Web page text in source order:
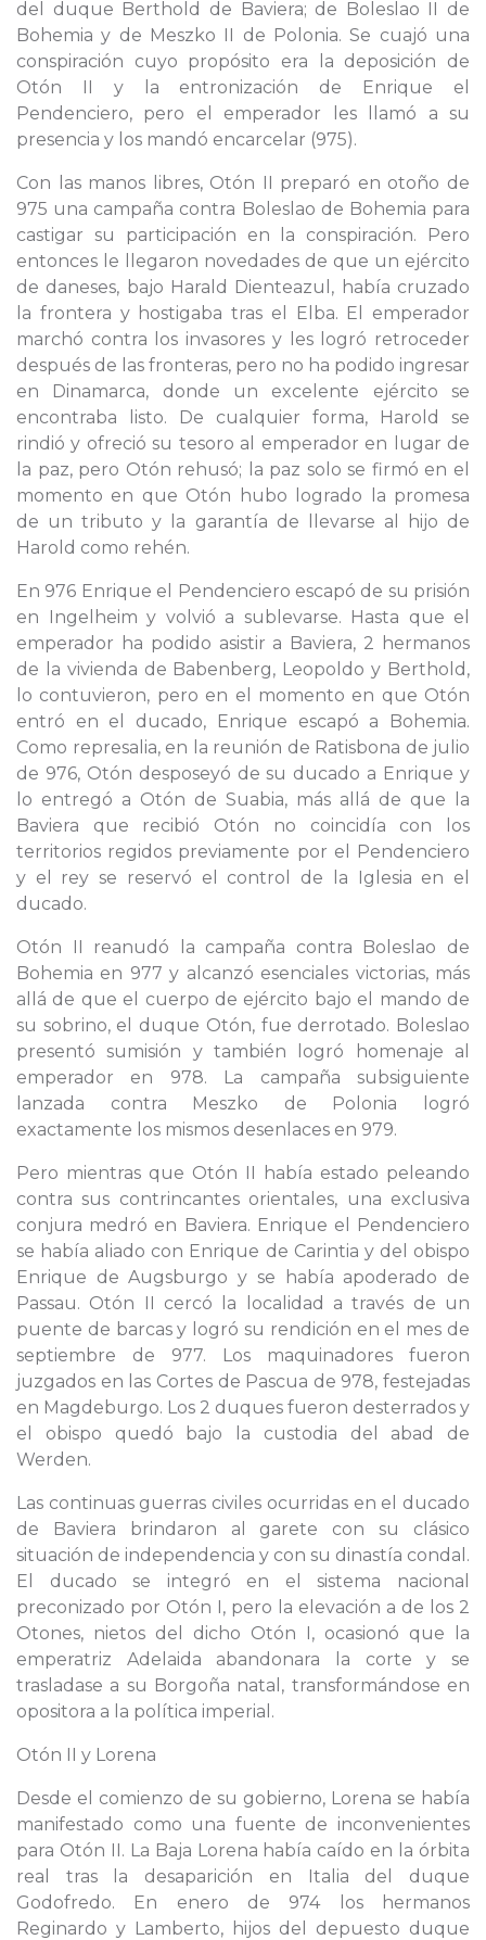
del duque Berthold de Baviera; de Boleslao II de
Bohemia y de Meszko II de Polonia. Se cuajó una
conspiración cuyo propósito era la deposición de
Otón II y la entronización de Enrique el
Pendenciero, pero el emperador les llamó a su
presencia y los mandó encarcelar (975).
Con las manos libres, Otón II preparó en otoño de
975 una campaña contra Boleslao de Bohemia para
castigar su participación en la conspiración. Pero
entonces le llegaron novedades de que un ejército
de daneses, bajo Harald Dienteazul, había cruzado
la frontera y hostigaba tras el Elba. El emperador
marchó contra los invasores y les logró retroceder
después de las fronteras, pero no ha podido ingresar
en Dinamarca, donde un excelente ejército se
encontraba listo. De cualquier forma, Harold se
rindió y ofreció su tesoro al emperador en lugar de
la paz, pero Otón rehusó; la paz solo se firmó en el
momento en que Otón hubo logrado la promesa
de un tributo y la garantía de llevarse al hijo de
Harold como rehén.
En 976 Enrique el Pendenciero escapó de su prisión
en Ingelheim y volvió a sublevarse. Hasta que el
emperador ha podido asistir a Baviera, 2 hermanos
de la vivienda de Babenberg, Leopoldo y Berthold,
lo contuvieron, pero en el momento en que Otón
entró en el ducado, Enrique escapó a Bohemia.
Como represalia, en la reunión de Ratisbona de julio
de 976, Otón desposeyó de su ducado a Enrique y
lo entregó a Otón de Suabia, más allá de que la
Baviera que recibió Otón no coincidía con los
territorios regidos previamente por el Pendenciero
y el rey se reservó el control de la Iglesia en el
ducado.
Otón II reanudó la campaña contra Boleslao de
Bohemia en 977 y alcanzó esenciales victorias, más
allá de que el cuerpo de ejército bajo el mando de
su sobrino, el duque Otón, fue derrotado. Boleslao
presentó sumisión y también logró homenaje al
emperador en 978. La campaña subsiguiente
lanzada contra Meszko de Polonia logró
exactamente los mismos desenlaces en 979.
Pero mientras que Otón II había estado peleando
contra sus contrincantes orientales, una exclusiva
conjura medró en Baviera. Enrique el Pendenciero
se había aliado con Enrique de Carintia y del obispo
Enrique de Augsburgo y se había apoderado de
Passau. Otón II cercó la localidad a través de un
puente de barcas y logró su rendición en el mes de
septiembre de 977. Los maquinadores fueron
juzgados en las Cortes de Pascua de 978, festejadas
en Magdeburgo. Los 2 duques fueron desterrados y
el obispo quedó bajo la custodia del abad de
Werden.
Las continuas guerras civiles ocurridas en el ducado
de Baviera brindaron al garete con su clásico
situación de independencia y con su dinastía condal.
El ducado se integró en el sistema nacional
preconizado por Otón I, pero la elevación a de los 2
Otones, nietos del dicho Otón I, ocasionó que la
emperatriz Adelaida abandonara la corte y se
trasladase a su Borgoña natal, transformándose en
opositora a la política imperial.
Otón II y Lorena
Desde el comienzo de su gobierno, Lorena se había
manifestado como una fuente de inconvenientes
para Otón II. La Baja Lorena había caído en la órbita
real tras la desaparición en Italia del duque
Godofredo. En enero de 974 los hermanos
Reginardo y Lamberto, hijos del depuesto duque